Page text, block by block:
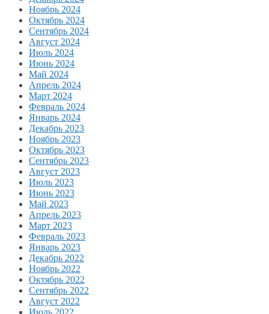
Ноябрь 2024
Октябрь 2024
Сентябрь 2024
Август 2024
Июль 2024
Июнь 2024
Май 2024
Апрель 2024
Март 2024
Февраль 2024
Январь 2024
Декабрь 2023
Ноябрь 2023
Октябрь 2023
Сентябрь 2023
Август 2023
Июль 2023
Июнь 2023
Май 2023
Апрель 2023
Март 2023
Февраль 2023
Январь 2023
Декабрь 2022
Ноябрь 2022
Октябрь 2022
Сентябрь 2022
Август 2022
Июль 2022